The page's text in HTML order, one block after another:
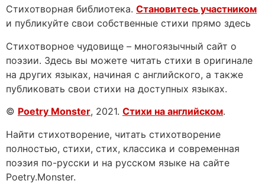
Стихотворная библиотека. Становитесь участником
и публикуйте свои собственные стихи прямо здесь
Стихотворное чудовище – многоязычный сайт о
поэзии. Здесь вы можете читать стихи в оригинале
на других языках, начиная с английского, а также
публиковать свои стихи на доступных языках.
© Poetry Monster, 2021. Стихи на английском.
Найти стихотворение, читать стихотворение
полностью, стихи, стих, классика и современная
поэзия по-русски и на русском языке на сайте
Poetry.Monster.